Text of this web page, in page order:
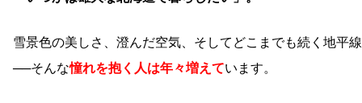
雪景色の美しさ、澄んだ空気、そしてどこまでも続く地平線
──そんな憧れを抱く人は年々増えています。